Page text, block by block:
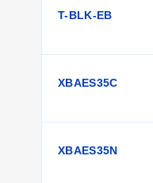
T-BLK-EB
XBAES35C
XBAES35N